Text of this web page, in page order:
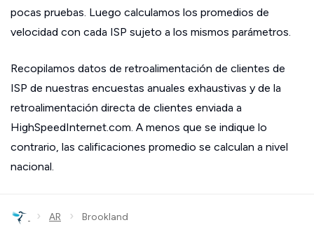
pocas pruebas. Luego calculamos los promedios de
velocidad con cada ISP sujeto a los mismos parámetros.
Recopilamos datos de retroalimentación de clientes de
ISP de nuestras encuestas anuales exhaustivas y de la
retroalimentación directa de clientes enviada a
HighSpeedInternet.com. A menos que se indique lo
contrario, las calificaciones promedio se calculan a nivel
nacional.
› AR › Brookland